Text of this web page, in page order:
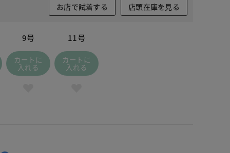
お店で試着する 店頭在庫を見る
9号
カートに
入れる
11号
カートに
入れる